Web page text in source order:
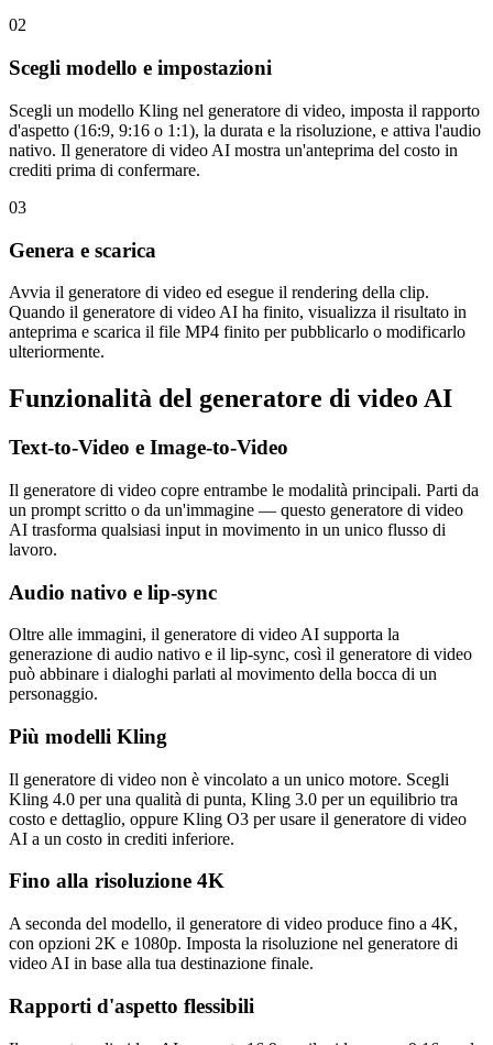
02
Scegli modello e impostazioni
Scegli un modello Kling nel generatore di video, imposta il rapporto
d'aspetto (16:9, 9:16 o 1:1), la durata e la risoluzione, e attiva l'audio
nativo. Il generatore di video AI mostra un'anteprima del costo in
crediti prima di confermare.
03
Genera e scarica
Avvia il generatore di video ed esegue il rendering della clip.
Quando il generatore di video AI ha finito, visualizza il risultato in
anteprima e scarica il file MP4 finito per pubblicarlo o modificarlo
ulteriormente.
Funzionalità del generatore di video AI
Text-to-Video e Image-to-Video
Il generatore di video copre entrambe le modalità principali. Parti da
un prompt scritto o da un'immagine — questo generatore di video
AI trasforma qualsiasi input in movimento in un unico flusso di
lavoro.
Audio nativo e lip-sync
Oltre alle immagini, il generatore di video AI supporta la
generazione di audio nativo e il lip-sync, così il generatore di video
può abbinare i dialoghi parlati al movimento della bocca di un
personaggio.
Più modelli Kling
Il generatore di video non è vincolato a un unico motore. Scegli
Kling 4.0 per una qualità di punta, Kling 3.0 per un equilibrio tra
costo e dettaglio, oppure Kling O3 per usare il generatore di video
AI a un costo in crediti inferiore.
Fino alla risoluzione 4K
A seconda del modello, il generatore di video produce fino a 4K,
con opzioni 2K e 1080p. Imposta la risoluzione nel generatore di
video AI in base alla tua destinazione finale.
Rapporti d'aspetto flessibili